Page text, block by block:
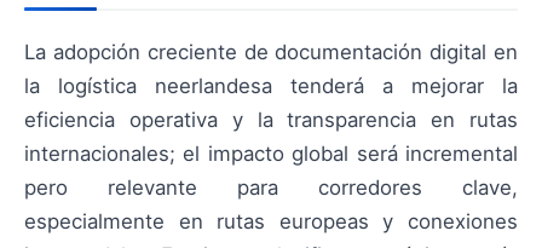
La adopción creciente de documentación digital en
la logística neerlandesa tenderá a mejorar la
eficiencia operativa y la transparencia en rutas
internacionales; el impacto global será incremental
pero relevante para corredores clave,
especialmente en rutas europeas y conexiones